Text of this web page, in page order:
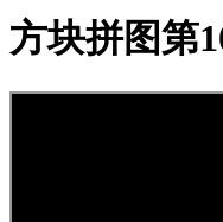
方块拼图第